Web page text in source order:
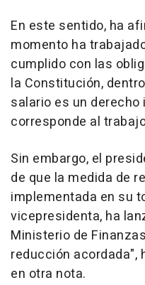
En este sentido, ha
momento ha
cumplido con las
la Constitución,
salario es un derecho
corresponde al
Sin embargo, el
de que la medida de
implementada en su
vicepresidenta, ha
Ministerio de
reducción acordada",
en otra nota.